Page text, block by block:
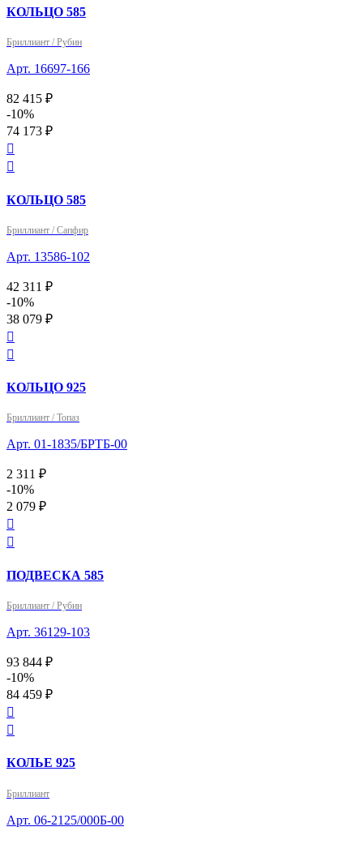
КОЛЬЦО 585
Бриллиант / Рубин
Арт. 16697-166
82 415 ₽
-10%
74 173 ₽


КОЛЬЦО 585
Бриллиант / Сапфир
Арт. 13586-102
42 311 ₽
-10%
38 079 ₽


КОЛЬЦО 925
Бриллиант / Топаз
Арт. 01-1835/БРТБ-00
2 311 ₽
-10%
2 079 ₽


ПОДВЕСКА 585
Бриллиант / Рубин
Арт. 36129-103
93 844 ₽
-10%
84 459 ₽


КОЛЬЕ 925
Бриллиант
Арт. 06-2125/000Б-00